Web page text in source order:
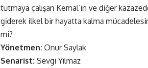
tutmaya çalışan Kemal’in ve diğer
giderek ilkel bir hayatta kalma
mi?
Yönetmen: Onur Saylak
Senarist: Sevgi Yılmaz